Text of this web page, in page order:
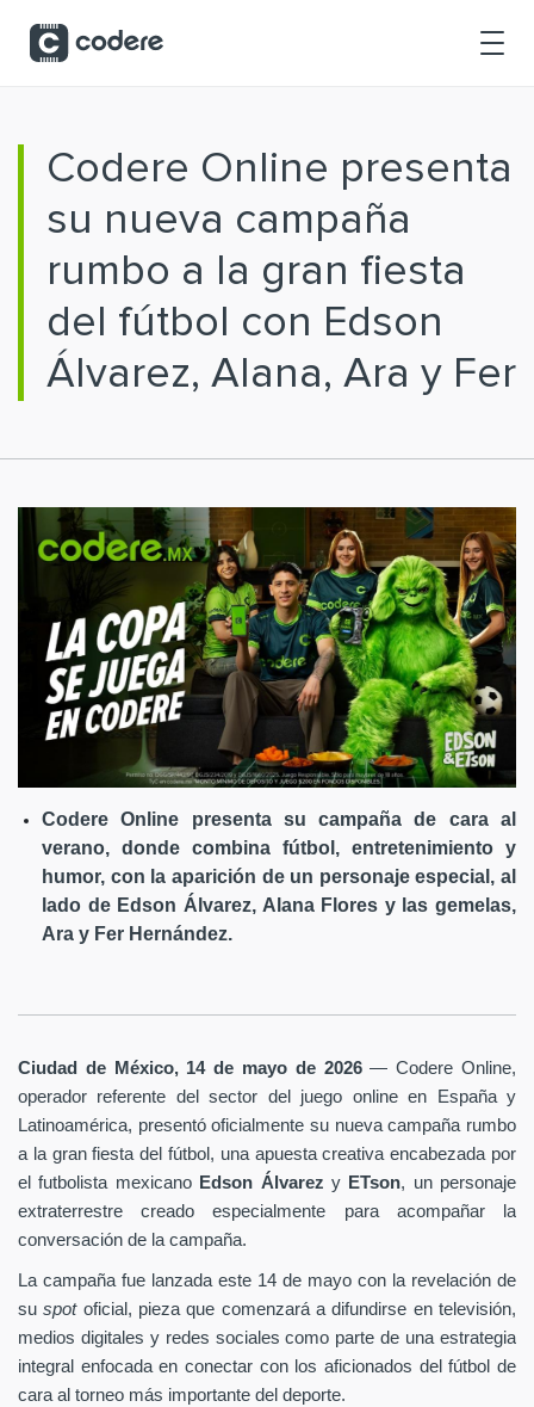
Codere Online presenta
su nueva campaña
rumbo a la gran fiesta
del fútbol con Edson
Álvarez, Alana, Ara y Fer
Codere Online presenta su campaña de cara al
verano, donde combina fútbol, entretenimiento y
humor, con la aparición de un personaje especial, al
lado de Edson Álvarez, Alana Flores y las gemelas,
Ara y Fer Hernández.
Ciudad de México, 14 de mayo de 2026— Codere Online,
operador referente del sector del juego online en España y
Latinoamérica, presentó oficialmente su nueva campaña rumbo
a la gran fiesta del fútbol, una apuesta creativa encabezada por
el futbolista mexicano Edson Álvarez yETson, un personaje
extraterrestre creado especialmente para acompañar la
conversación de la campaña.
La campaña fue lanzada este 14 de mayo con la revelación de
suspot oficial, pieza que comenzará a difundirse en televisión,
medios digitales y redes sociales como parte de una estrategia
integral enfocada en conectar con los aficionados del fútbol de
cara al torneo más importante del deporte.